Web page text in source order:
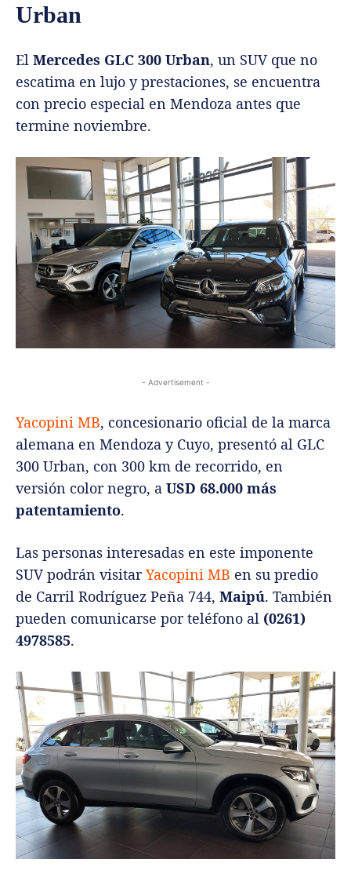
Urban
El Mercedes GLC 300 Urban, un SUV que no
escatima en lujo y prestaciones, se encuentra
con precio especial en Mendoza antes que
termine noviembre.
- Advertisement -
Yacopini MB, concesionario oficial de la marca
alemana en Mendoza y Cuyo, presentó al GLC
300 Urban, con 300 km de recorrido, en
versión color negro, a USD 68.000 más
patentamiento.
Las personas interesadas en este imponente
SUV podrán visitarYacopini MB en su predio
de Carril Rodríguez Peña 744, Maipú. También
pueden comunicarse por teléfono al (0261)
4978585.